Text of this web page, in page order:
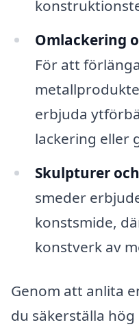
Omlackering
För att
erbjuda
lackering eller
Skulpturer
smeder
konstsmide,
konstverk av
Genom att anlita
du säkerställa